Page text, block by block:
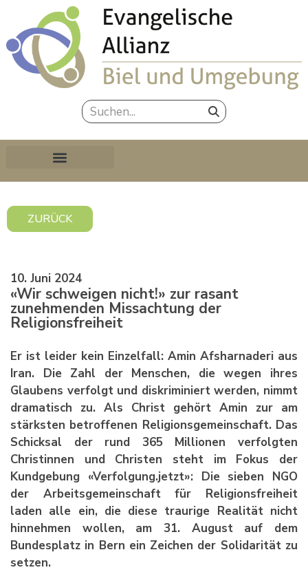
ZURÜCK
10. Juni 2024
«Wir schweigen nicht!» zur rasant
zunehmenden Missachtung der
Religionsfreiheit
Er ist leider kein Einzelfall: Amin Afsharnaderi aus
Iran. Die Zahl der Menschen, die wegen ihres
Glaubens verfolgt und diskriminiert werden, nimmt
dramatisch zu. Als Christ gehört Amin zur am
stärksten betroffenen Religionsgemeinschaft. Das
Schicksal der rund 365 Millionen verfolgten
Christinnen und Christen steht im Fokus der
Kundgebung «Verfolgung.jetzt»: Die sieben NGO
der Arbeitsgemeinschaft für Religionsfreiheit
laden alle ein, die diese traurige Realität nicht
hinnehmen wollen, am 31. August auf dem
Bundesplatz in Bern ein Zeichen der Solidarität zu
setzen.